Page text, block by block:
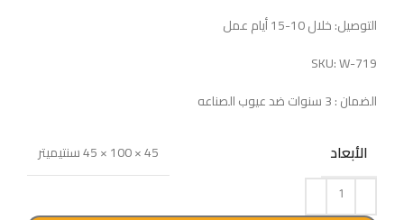
التوصيل: خلال 10-15 أيام عمل
SKU: W-719
الضمان : 3 سنوات ضد عيوب الصناعه
الأبعاد 45 × 100 × 45 سنتيميتر